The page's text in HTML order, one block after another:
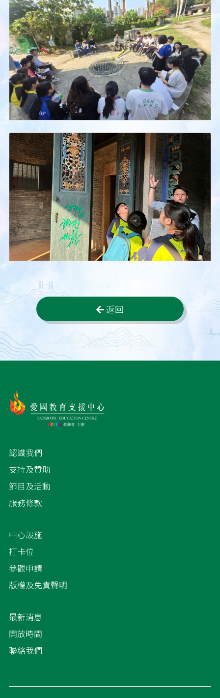
返回
認識我們
支持及贊助
節目及活動
服務條款
中心設施
打卡位
參觀申請
版權及免責聲明
最新消息
開放時間
聯絡我們